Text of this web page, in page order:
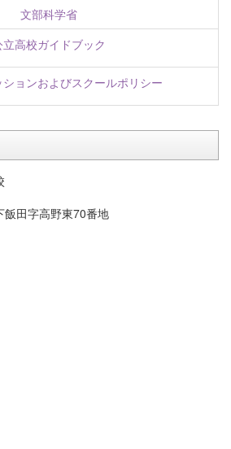
文部科学省
立高校ガイドブック
ョンおよびスクールポリシー
飯田字高野東70番地